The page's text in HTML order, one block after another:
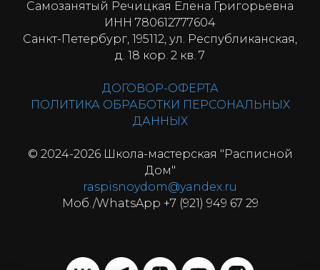
Самозанятый Речицкая Елена Григорьевна
ИНН 780612777604
Санкт-Петербург, 195112, ул. Республиканская,
д. 18 кор. 2 кв. 7
ДОГОВОР-ОФЕРТА
ПОЛИТИКА ОБРАБОТКИ ПЕРСОНАЛЬНЫХ
ДАННЫХ
© 2024-2026 Школа-мастерская "Расписной
Дом"
raspisnoydom@yandex.ru
Моб./WhatsApp +7 (921) 949 67 29